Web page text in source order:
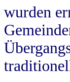
wurden